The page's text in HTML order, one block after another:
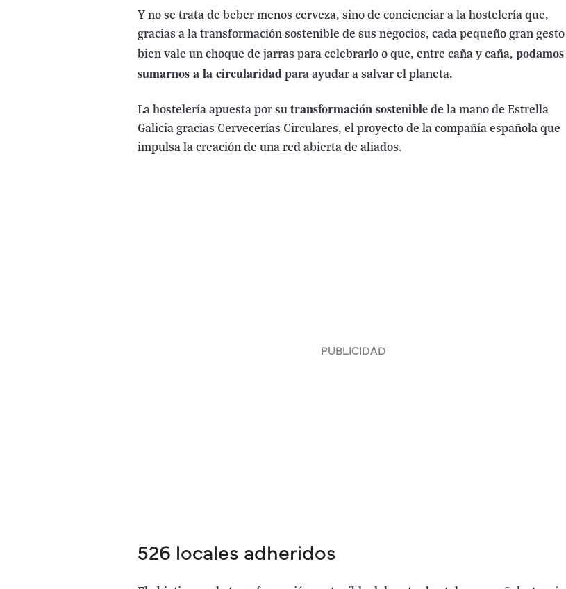
Y no se trata de beber menos cerveza, sino de concienciar a la hostelería que,
gracias a la transformación sostenible de sus negocios, cada pequeño gran gesto
bien vale un choque de jarras para celebrarlo o que, entre caña y caña, podamos
sumarnos a la circularidad para ayudar a salvar el planeta.
La hostelería apuesta por su transformación sostenible de la mano de Estrella
Galicia gracias Cervecerías Circulares, el proyecto de la compañía española que
impulsa la creación de una red abierta de aliados.
526 locales adheridos